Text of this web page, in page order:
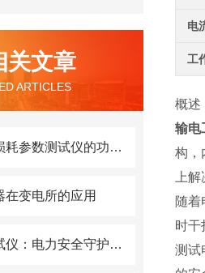
关文章
ARTICLES
智能型变压器损耗参数测试仪的功能特点及其应用
在变电所的应用
雷电计数器测试仪：电力安全守护者的深度解析
电
工
概述
输电
构，
上
随
时干
测试